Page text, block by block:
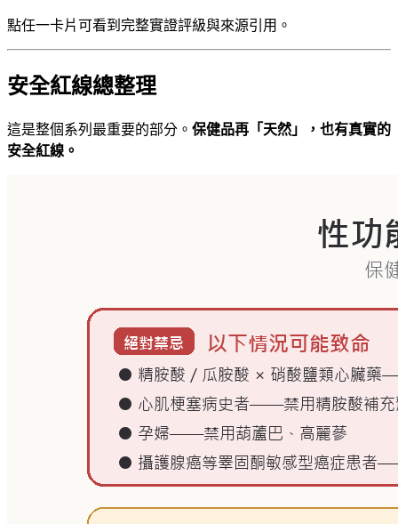
點任一卡片可看到完整實證評級與來源引用。
安全紅線總整理
這是整個系列最重要的部分。 保健品再「天然」，也有真實的
安全紅線。